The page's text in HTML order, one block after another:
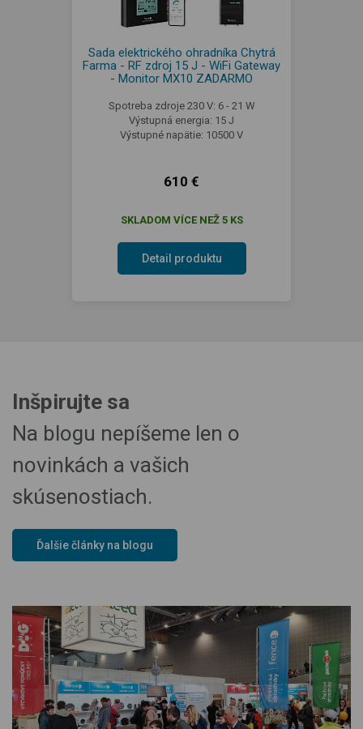
Sada elektrického ohradníka Chytrá
Farma - RF zdroj 15 J - WiFi Gateway
- Monitor MX10 ZADARMO
Spotreba zdroje 230 V: 6 - 21 W
Výstupná energia: 15 J
Výstupné napätie: 10500 V
610 €
SKLADOM VÍCE NEŽ 5 KS
Detail produktu
Inšpirujte sa
Na blogu nepíšeme len o
novinkách a vašich
skúsenostiach.
Ďalšie články na blogu